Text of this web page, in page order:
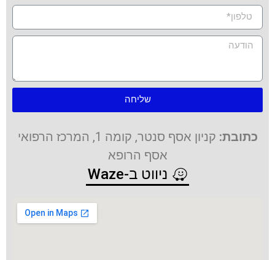
שליחה
כתובת:
קניון אסף סנטר, קומה 1, המרכז הרפואי
אסף הרופא
ניווט ב-Waze